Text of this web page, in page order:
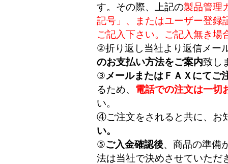
す。その際、上記の製品管理
記号」、またはユーザー登録
ご記入下さい。ご記入無き場
②折り返し当社より返信メー
のお支払い方法をご案内致し
③メールまたはＦＡＸにてご
るため、 電話での注文は一切
い。
④ご注文をされると共に、お
い。
⑤ご入金確認後、商品の準備
法は当社で決めさせていただ